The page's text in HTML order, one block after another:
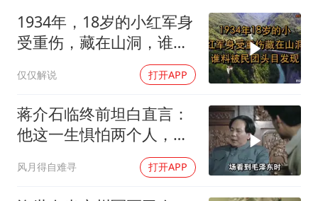
夯实基础开新局
1934年，18岁的小红军身
受重伤，藏在山洞，谁料
仅仅解说 打开APP
蒋介石临终前坦白直言：
他这一生惧怕两个人，却
风月得自难寻 打开APP